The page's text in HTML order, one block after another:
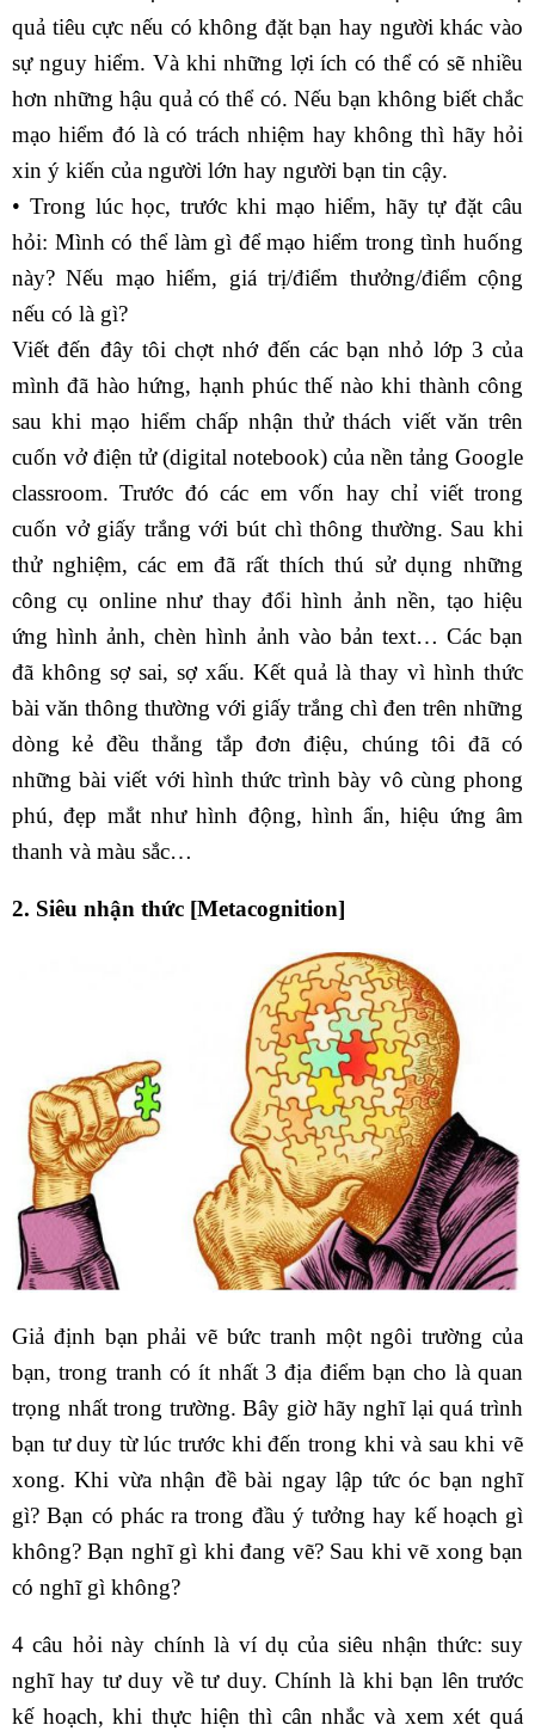
quả tiêu cực nếu có không đặt bạn hay người khác vào
sự nguy hiểm. Và khi những lợi ích có thể có sẽ nhiều
hơn những hậu quả có thể có. Nếu bạn không biết chắc
mạo hiểm đó là có trách nhiệm hay không thì hãy hỏi
xin ý kiến của người lớn hay người bạn tin cậy.
• Trong lúc học, trước khi mạo hiểm, hãy tự đặt câu
hỏi: Mình có thể làm gì để mạo hiểm trong tình huống
này? Nếu mạo hiểm, giá trị/điểm thưởng/điểm cộng
nếu có là gì?
Viết đến đây tôi chợt nhớ đến các bạn nhỏ lớp 3 của
mình đã hào hứng, hạnh phúc thế nào khi thành công
sau khi mạo hiểm chấp nhận thử thách viết văn trên
cuốn vở điện tử (digital notebook) của nền tảng Google
classroom. Trước đó các em vốn hay chỉ viết trong
cuốn vở giấy trắng với bút chì thông thường. Sau khi
thử nghiệm, các em đã rất thích thú sử dụng những
công cụ online như thay đổi hình ảnh nền, tạo hiệu
ứng hình ảnh, chèn hình ảnh vào bản text… Các bạn
đã không sợ sai, sợ xấu. Kết quả là thay vì hình thức
bài văn thông thường với giấy trắng chì đen trên những
dòng kẻ đều thẳng tắp đơn điệu, chúng tôi đã có
những bài viết với hình thức trình bày vô cùng phong
phú, đẹp mắt như hình động, hình ẩn, hiệu ứng âm
thanh và màu sắc…
2. Siêu nhận thức [Metacognition]
Giả định bạn phải vẽ bức tranh một ngôi trường của
bạn, trong tranh có ít nhất 3 địa điểm bạn cho là quan
trọng nhất trong trường. Bây giờ hãy nghĩ lại quá trình
bạn tư duy từ lúc trước khi đến trong khi và sau khi vẽ
xong. Khi vừa nhận đề bài ngay lập tức óc bạn nghĩ
gì? Bạn có phác ra trong đầu ý tưởng hay kế hoạch gì
không? Bạn nghĩ gì khi đang vẽ? Sau khi vẽ xong bạn
có nghĩ gì không?
4 câu hỏi này chính là ví dụ của siêu nhận thức: suy
nghĩ hay tư duy về tư duy. Chính là khi bạn lên trước
kế hoạch, khi thực hiện thì cân nhắc và xem xét quá